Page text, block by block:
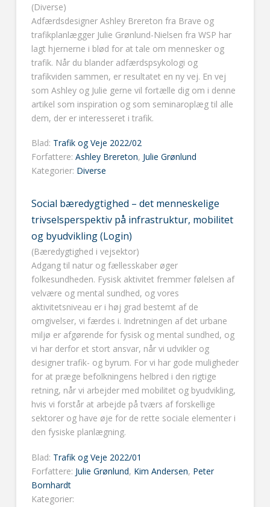
(Diverse)
Adfærdsdesigner Ashley Brereton fra Brave og
trafikplanlægger Julie Grønlund-Nielsen fra WSP har
lagt hjernerne i blød for at tale om mennesker og
trafik. Når du blander adfærdspsykologi og
trafikviden sammen, er resultatet en ny vej. En vej
som Ashley og Julie gerne vil fortælle dig om i denne
artikel som inspiration og som seminaroplæg til alle
dem, der er interesseret i trafik.
Blad: Trafik og Veje 2022/02
Forfattere: Ashley Brereton, Julie Grønlund
Kategorier: Diverse
Social bæredygtighed – det menneskelige
trivselsperspektiv på infrastruktur, mobilitet
og byudvikling (Login)
(Bæredygtighed i vejsektor)
Adgang til natur og fællesskaber øger
folkesundheden. Fysisk aktivitet fremmer følelsen af
velvære og mental sundhed, og vores
aktivitetsniveau er i høj grad bestemt af de
omgivelser, vi færdes i. Indretningen af det urbane
miljø er afgørende for fysisk og mental sundhed, og
vi har derfor et stort ansvar, når vi udvikler og
designer trafik- og byrum. For vi har gode muligheder
for at præge befolkningens helbred i den rigtige
retning, når vi arbejder med mobilitet og byudvikling,
hvis vi forstår at arbejde på tværs af forskellige
sektorer og have øje for de rette sociale elementer i
den fysiske planlægning.
Blad: Trafik og Veje 2022/01
Forfattere: Julie Grønlund, Kim Andersen, Peter
Bornhardt
Kategorier: